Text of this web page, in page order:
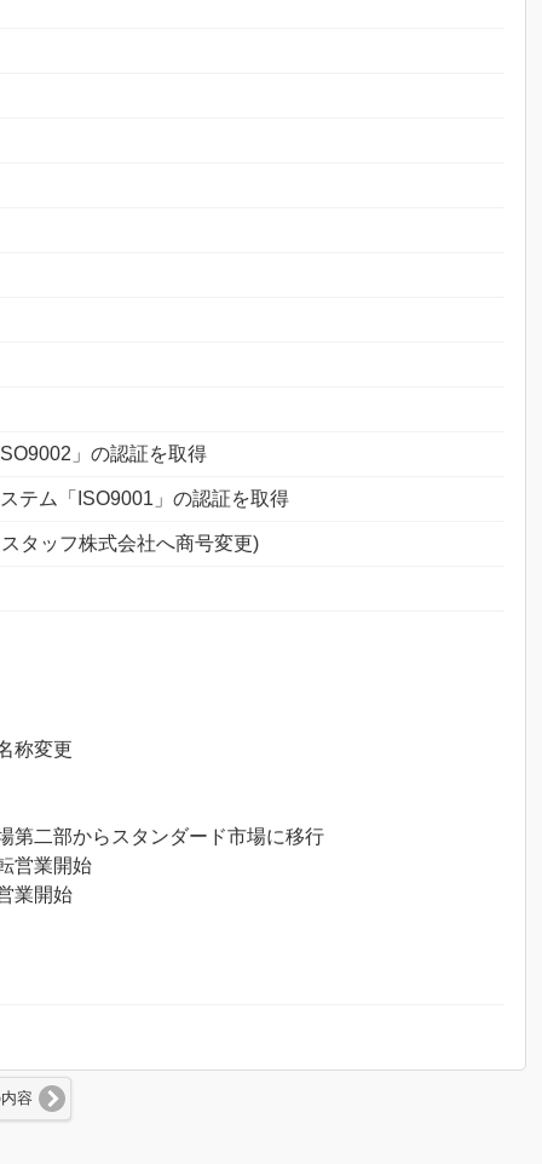
」の認証を取得
テム「ISO9001」の認証を取得
タッフ株式会社へ商号変更)
称変更
第二部からスタンダード市場に移行
営業開始
業開始
容